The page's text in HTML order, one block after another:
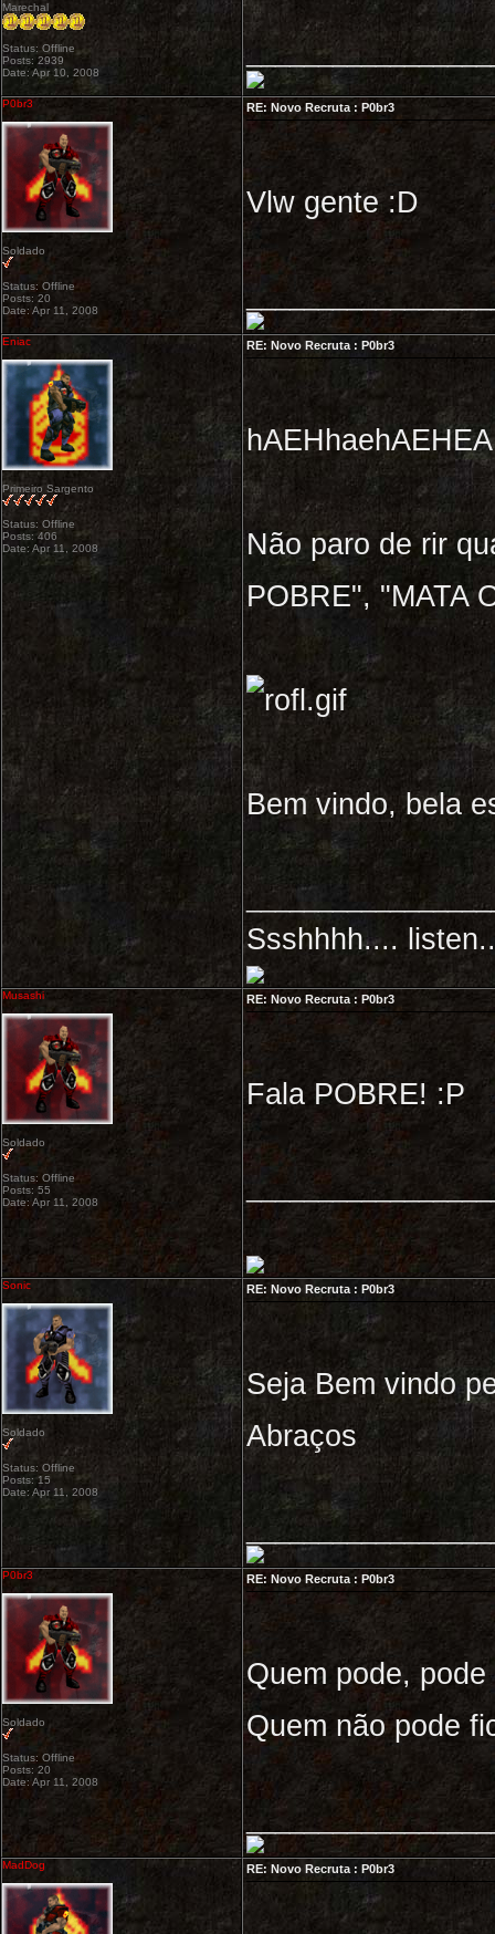
Marechal
Status: Offline
Posts: 2939
Date: Apr 10, 2008
P0br3
Soldado
Status: Offline
Posts: 20
Date: Apr 11, 2008
RE: Novo Recruta : P0br3
Vlw gente :D
Eniac
Primeiro Sargento
Status: Offline
Posts: 406
Date: Apr 11, 2008
RE: Novo Recruta : P0br3
Não paro de rir
POBRE", "MATA
Bem vindo, bela
Ssshhhh....
Musashi
Soldado
Status: Offline
Posts: 55
Date: Apr 11, 2008
RE: Novo Recruta : P0br3
Fala POBRE! :P
Sonic
Soldado
Status: Offline
Posts: 15
Date: Apr 11, 2008
RE: Novo Recruta : P0br3
Seja Bem vindo
Abraços
P0br3
Soldado
Status: Offline
Posts: 20
Date: Apr 11, 2008
RE: Novo Recruta : P0br3
Quem pode, pode
Quem não pode
MadDog RE: Novo Recruta : P0br3